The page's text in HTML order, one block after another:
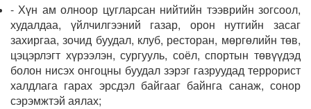
- Хүн ам олноор цугларсан нийтийн тээврийн зогсоол,
худалдаа, үйлчилгээний газар, орон нутгийн засаг
захиргаа, зочид буудал, клуб, ресторан, мөргөлийн төв,
цэцэрлэгт хүрээлэн, сургууль, соёл, спортын төвүүдэд
болон нисэх онгоцны буудал зэрэг газруудад террорист
халдлага гарах эрсдэл байгааг байнга санаж, сонор
сэрэмжтэй аялах;